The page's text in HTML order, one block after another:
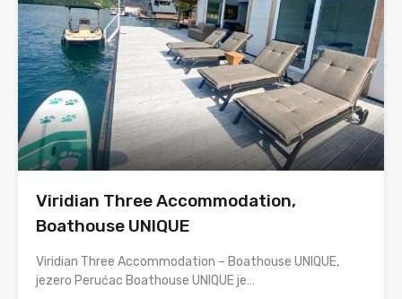
⁠Viridian Three Accommodation,
Boathouse UNIQUE
Viridian Three Accommodation – Boathouse UNIQUE,
jezero Perućac Boathouse UNIQUE je…